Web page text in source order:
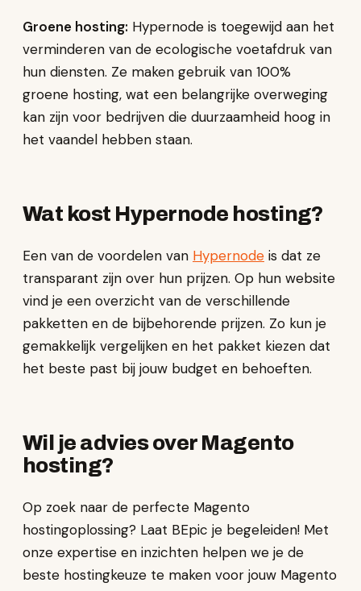
Groene hosting: Hypernode is toegewijd aan het
verminderen van de ecologische voetafdruk van
hun diensten. Ze maken gebruik van 100%
groene hosting, wat een belangrijke overweging
kan zijn voor bedrijven die duurzaamheid hoog in
het vaandel hebben staan.
Wat kost Hypernode hosting?
Een van de voordelen van Hypernode is dat ze
transparant zijn over hun prijzen. Op hun website
vind je een overzicht van de verschillende
pakketten en de bijbehorende prijzen. Zo kun je
gemakkelijk vergelijken en het pakket kiezen dat
het beste past bij jouw budget en behoeften.
Wil je advies over Magento
hosting?
Op zoek naar de perfecte Magento
hostingoplossing? Laat BEpic je begeleiden! Met
onze expertise en inzichten helpen we je de
beste hostingkeuze te maken voor jouw Magento